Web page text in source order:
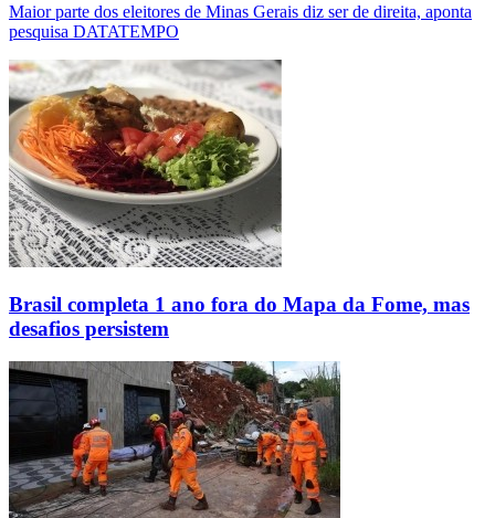
Maior parte dos eleitores de Minas Gerais diz ser de direita, aponta
pesquisa DATATEMPO
Brasil completa 1 ano fora do Mapa da Fome, mas
desafios persistem